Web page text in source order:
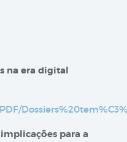
na era digital​
para a